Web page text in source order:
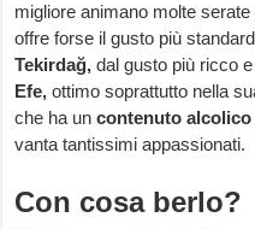
migliore animano molte
offre forse il gusto più
Tekirdağ,dal gusto più ricco
Efe,ottimo soprattutto nella
che ha uncontenuto
vanta tantissimi appassionati.
Con cosa berlo?